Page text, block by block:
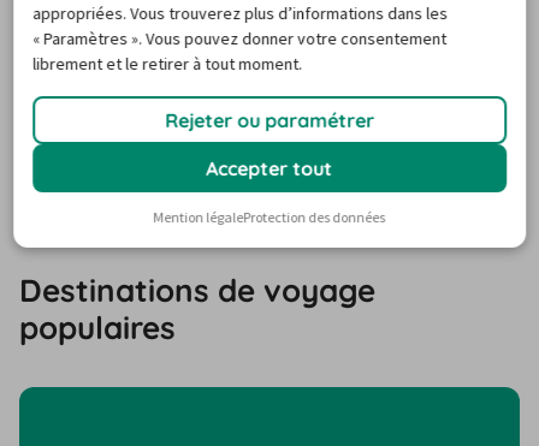
De quels documents ai-je besoin lors
de la prise en charge de ma voiture de
location à Chelles ?
Vers le centre d’assistance
Destinations de voyage
populaires
appropriées. Vous trouverez plus d’informations dans les
« Paramètres ». Vous pouvez donner votre consentement
librement et le retirer à tout moment.
Rejeter ou paramétrer
Accepter tout
Mention légaleProtection des données